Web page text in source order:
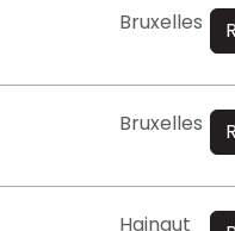
Bruxelles
Bruxelles
Hainaut